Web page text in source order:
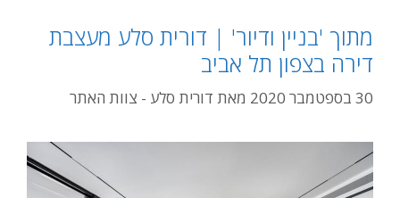
מתוך 'בניין ודיור' | דורית סלע מעצבת
דירה בצפון תל אביב
30 בספטמבר 2020 מאת דורית סלע - צוות האתר